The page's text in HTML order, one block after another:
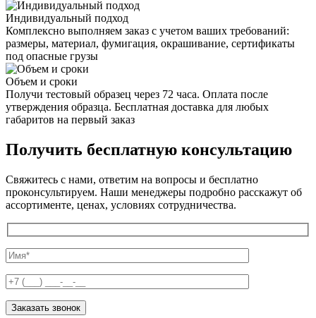
Индивидуальный подход
Комплексно выполняем заказ с учетом ваших требований:
размеры, материал, фумигация, окрашивание, сертификаты
под опасные грузы
Объем и сроки
Получи тестовый образец через 72 часа. Оплата после
утверждения образца. Бесплатная доставка для любых
габаритов на первый заказ
Получить бесплатную консультацию
Свяжитесь с нами, ответим на вопросы и бесплатно
проконсультируем. Наши менеджеры подробно расскажут об
ассортименте, ценах, условиях сотрудничества.